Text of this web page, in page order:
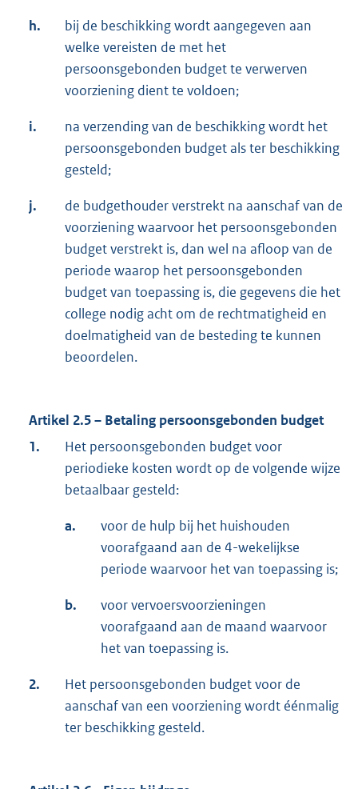
h.
bij de beschikking wordt aangegeven aan
welke vereisten de met het
persoonsgebonden budget te verwerven
voorziening dient te voldoen;
i.
na verzending van de beschikking wordt het
persoonsgebonden budget als ter beschikking
gesteld;
j.
de budgethouder verstrekt na aanschaf van de
voorziening waarvoor het persoonsgebonden
budget verstrekt is, dan wel na afloop van de
periode waarop het persoonsgebonden
budget van toepassing is, die gegevens die het
college nodig acht om de rechtmatigheid en
doelmatigheid van de besteding te kunnen
beoordelen.
Artikel 2.5 – Betaling persoonsgebonden budget
1.
Het persoonsgebonden budget voor
periodieke kosten wordt op de volgende wijze
betaalbaar gesteld:
a.
voor de hulp bij het huishouden
voorafgaand aan de 4-wekelijkse
periode waarvoor het van toepassing is;
b.
voor vervoersvoorzieningen
voorafgaand aan de maand waarvoor
het van toepassing is.
2.
Het persoonsgebonden budget voor de
aanschaf van een voorziening wordt éénmalig
ter beschikking gesteld.